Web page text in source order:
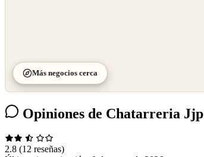
Más negocios cerca
Opiniones de Chatarreria Jjp
2.8 (12 reseñas)